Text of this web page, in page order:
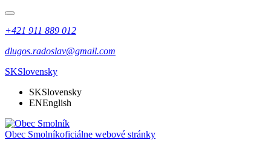
+421 911 889 012
dlugos.radoslav@gmail.com
SKSlovensky
SKSlovensky
ENEnglish
Obec Smolníkoficiálne webové stránky